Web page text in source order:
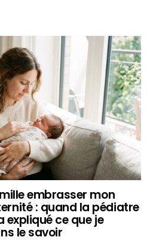
embrasser mon
: quand la pédiatre
expliqué ce que je
le savoir